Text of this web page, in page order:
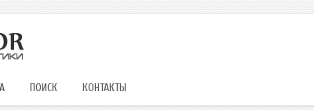
ПОИСК КОНТАКТЫ